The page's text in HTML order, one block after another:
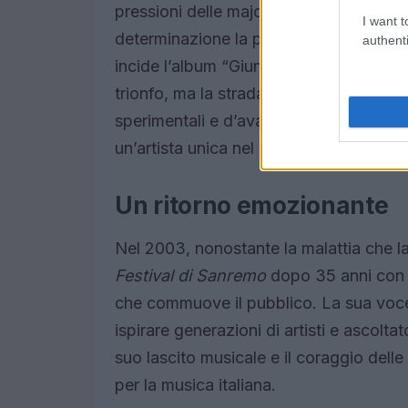
I want
pressioni delle major discografiche e il
determinazione la porta a cercare
incide l’album “Giuni”, contenente la
trionfo, ma la strada non è mai stata
sperimentali e d’avanguardia,
un’artista unica nel panorama
Un ritorno emozionante
Nel 2003, nonostante la malattia che
Festival di Sanremo dopo 35 anni con
che commuove il pubblico. La sua
ispirare generazioni di artisti e
suo lascito musicale e il coraggio
per la musica italiana.